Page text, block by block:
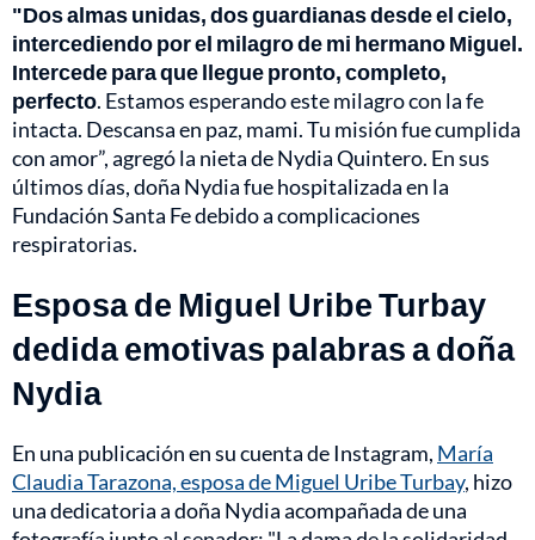
"Dos almas unidas, dos guardianas desde el cielo,
intercediendo por el milagro de mi hermano Miguel.
Intercede para que llegue pronto, completo,
perfecto. Estamos esperando este milagro con la fe
intacta. Descansa en paz, mami. Tu misión fue cumplida
con amor”, agregó la nieta de Nydia Quintero. En sus
últimos días, doña Nydia fue hospitalizada en la
Fundación Santa Fe debido a complicaciones
respiratorias.
Esposa de Miguel Uribe Turbay
dedida emotivas palabras a doña
Nydia
En una publicación en su cuenta de Instagram, María
Claudia Tarazona, esposa de Miguel Uribe Turbay, hizo
una dedicatoria a doña Nydia acompañada de una